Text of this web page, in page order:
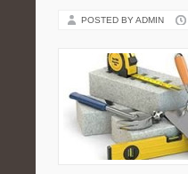
POSTED BY ADMIN